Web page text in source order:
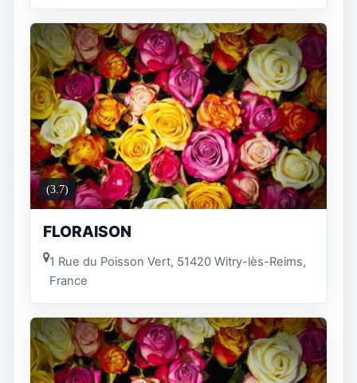
(3.7)
FLORAISON
1 Rue du Poisson Vert, 51420 Witry-lès-Reims,
France